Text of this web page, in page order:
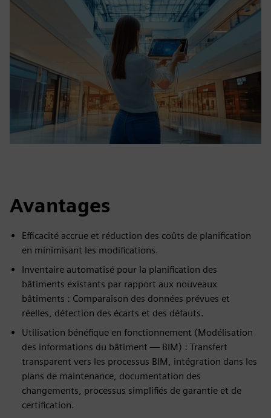
Avantages
Efficacité accrue et réduction des coûts de planification
en minimisant les modifications.
Inventaire automatisé pour la planification des
bâtiments existants par rapport aux nouveaux
bâtiments : Comparaison des données prévues et
réelles, détection des écarts et des défauts.
Utilisation bénéfique en fonctionnement (Modélisation
des informations du bâtiment — BIM) : Transfert
transparent vers les processus BIM, intégration dans les
plans de maintenance, documentation des
changements, processus simplifiés de garantie et de
certification.